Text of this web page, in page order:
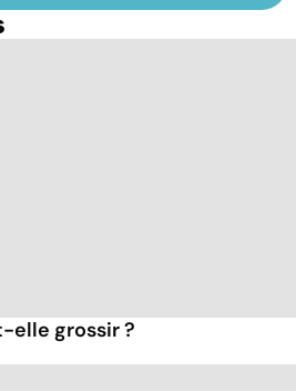
elle grossir ?